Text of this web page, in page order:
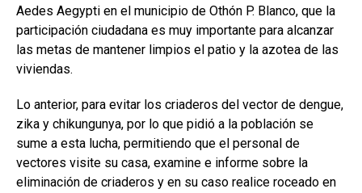
Aedes Aegypti en el municipio de Othón P. Blanco, que la
participación ciudadana es muy importante para alcanzar
las metas de mantener limpios el patio y la azotea de las
viviendas.
Lo anterior, para evitar los criaderos del vector de dengue,
zika y chikungunya, por lo que pidió a la población se
sume a esta lucha, permitiendo que el personal de
vectores visite su casa, examine e informe sobre la
eliminación de criaderos y en su caso realice roceado en